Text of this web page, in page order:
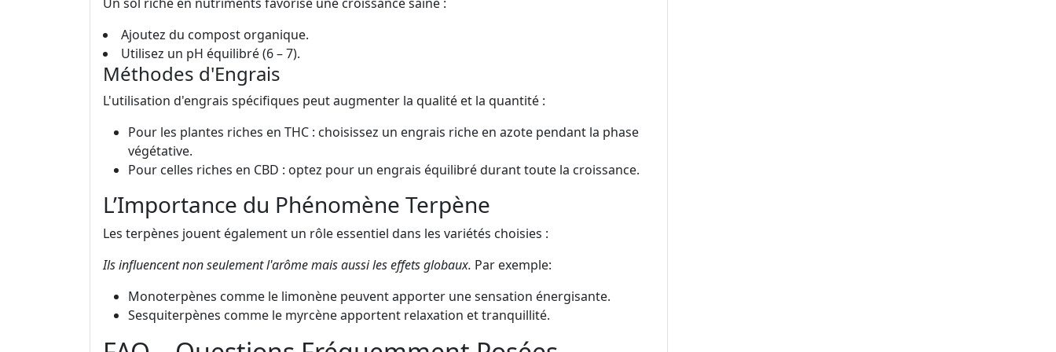
Ajoutez du compost organique.
Utilisez un pH équilibré (6 – 7).
Méthodes d'Engrais
L'utilisation d'engrais spécifiques peut augmenter la qualité et la quantité :
Pour les plantes riches en THC : choisissez un engrais riche en azote pendant la phase
végétative.
Pour celles riches en CBD : optez pour un engrais équilibré durant toute la croissance.
L’Importance du Phénomène Terpène
Les terpènes jouent également un rôle essentiel dans les variétés choisies :
Ils influencent non seulement l'arôme mais aussi les effets globaux. Par exemple:
Monoterpènes comme le limonène peuvent apporter une sensation énergisante.
Sesquiterpènes comme le myrcène apportent relaxation et tranquillité.